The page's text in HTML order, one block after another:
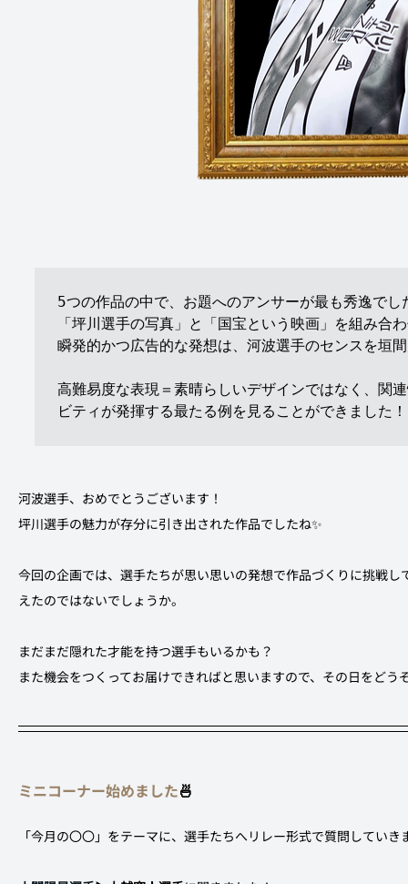
5つの作品の中で、お題へのアンサーが最も秀逸でし
「坪川選手の写真」と「国宝という映画」を組み合
瞬発的かつ広告的な発想は、河波選手のセンスを垣
高難易度な表現＝素晴らしいデザインではなく、関
ビティが発揮する最たる例を見ることができました！
河波選手、おめでとうございます！
坪川選手の魅力が存分に引き出された作品でしたね✨
今回の企画では、選手たちが思い思いの発想で作品づくりに挑戦
えたのではないでしょうか。
まだまだ隠れた才能を持つ選手もいるかも？
また機会をつくってお届けできればと思いますので、その日をどう
ミニコーナー始めました🍜
「今月の〇〇」をテーマに、選手たちへリレー形式で質問していき